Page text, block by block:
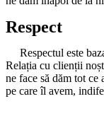
Respect
Respectul este
Relația cu clienții
ne face să dăm tot
pe care îl avem,